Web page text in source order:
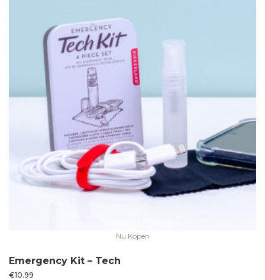
Nu Kopen
Emergency Kit – Tech
€10.99